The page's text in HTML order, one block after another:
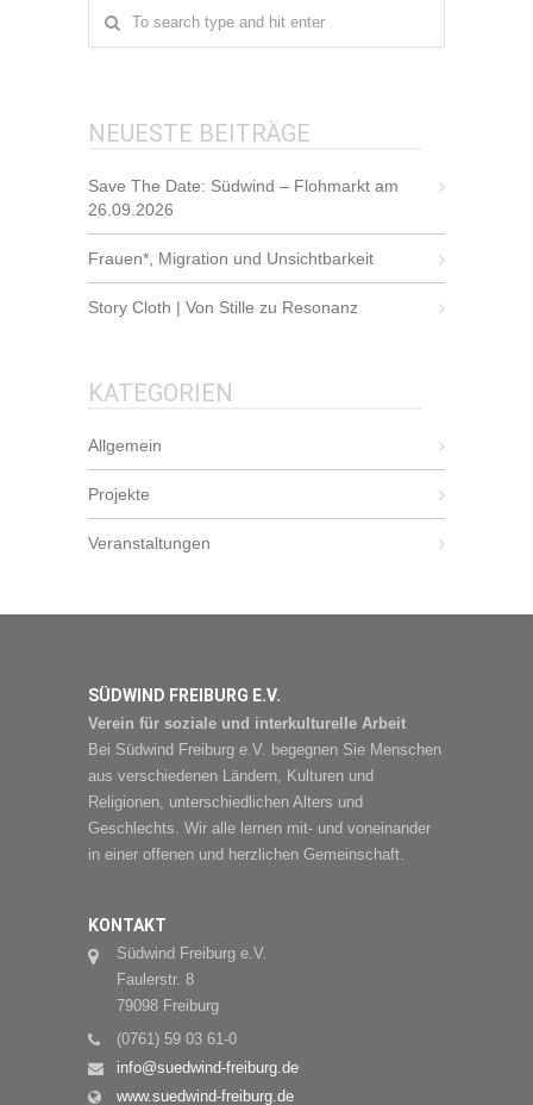
NEUESTE BEITRÄGE
Save The Date: Südwind – Flohmarkt am
26.09.2026
Frauen*, Migration und Unsichtbarkeit
Story Cloth | Von Stille zu Resonanz
KATEGORIEN
Allgemein
Projekte
Veranstaltungen
SÜDWIND FREIBURG E.V.
Verein für soziale und interkulturelle Arbeit
Bei Südwind Freiburg e.V. begegnen Sie Menschen
aus verschiedenen Ländern, Kulturen und
Religionen, unterschiedlichen Alters und
Geschlechts. Wir alle lernen mit- und voneinander
in einer offenen und herzlichen Gemeinschaft.
KONTAKT
Südwind Freiburg e.V.
Faulerstr. 8
79098 Freiburg
(0761) 59 03 61-0
info@suedwind-freiburg.de
www.suedwind-freiburg.de